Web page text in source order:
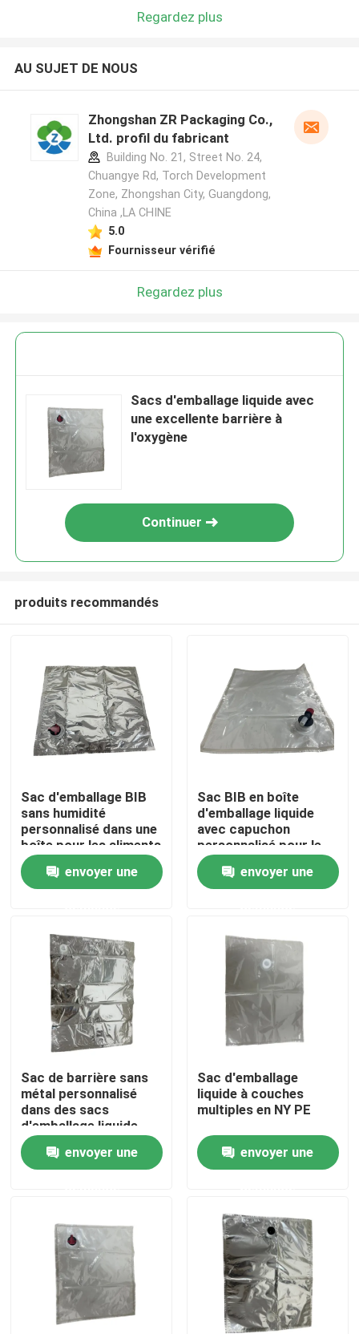
Maison
Au sujet de nous
Visite d'usine
Contrôle de qualité
Contactez-nous
Nouvelles
Poches d'emballage alimentaire
Pochette d'emballage de bec
Regardez plus
AU SUJET DE NOUS
Zhongshan ZR Packaging Co.,
Ltd. profil du fabricant
Building No. 21, Street No. 24,
Chuangye Rd, Torch Development
Zone, Zhongshan City, Guangdong,
China ,LA CHINE
5.0
Fournisseur vérifié
Regardez plus
Sacs d'emballage liquide avec
une excellente barrière à
l'oxygène
Continuer
produits recommandés
Sac d'emballage BIB
sans humidité
personnalisé dans une
boîte pour les aliments
liquides
envoyer une
Sac BIB en boîte
d'emballage liquide
avec capuchon
personnalisé pour le
jus liquide et le lait
envoyer une
Sac de barrière sans
métal personnalisé
dans des sacs
d'emballage liquide
envoyer une
Sac d'emballage
liquide à couches
multiples en NY PE
envoyer une